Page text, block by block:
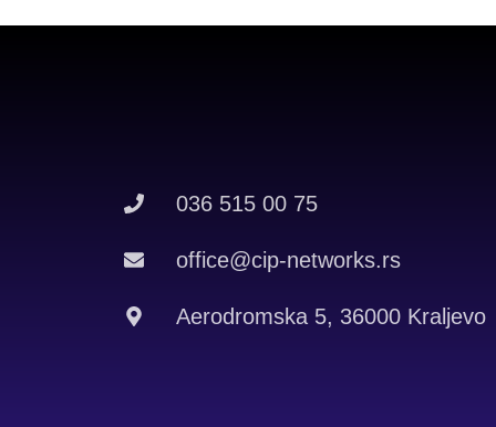
036 515 00 75
office@cip-networks.rs
Aerodromska 5, 36000 Kraljevo